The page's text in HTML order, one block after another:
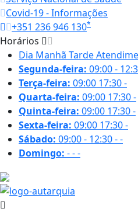
Covid-19 - Informações
+351 236 946 130*
Horários
Dia Manhã Tarde
Segunda-feira: 09:00 -
Terça-feira: 09:00 17:30-
Quarta-feira: 09:00 17:30-
Quinta-feira: 09:00 17:30-
Sexta-feira: 09:00 17:30-
Sábado: 09:00 - 12:30--
Domingo: ---